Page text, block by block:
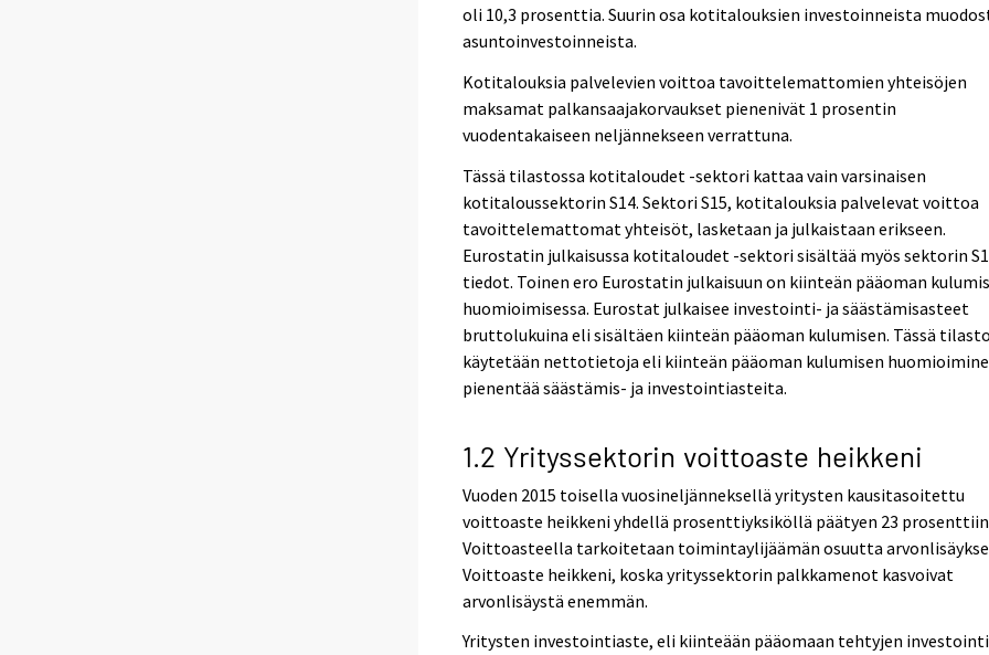
oli 10,3 prosenttia. Suurin osa kotitalouksien investoinneista
asuntoinvestoinneista.
Kotitalouksia palvelevien voittoa tavoittelemattomien yhteisöjen
maksamat palkansaajakorvaukset pienenivät 1 prosentin
vuodentakaiseen neljännekseen verrattuna.
Tässä tilastossa kotitaloudet -sektori kattaa vain varsinaisen
kotitaloussektorin S14. Sektori S15, kotitalouksia palvelevat voittoa
tavoittelemattomat yhteisöt, lasketaan ja julkaistaan erikseen.
Eurostatin julkaisussa kotitaloudet -sektori sisältää myös sektorin
tiedot. Toinen ero Eurostatin julkaisuun on kiinteän pääoman
huomioimisessa. Eurostat julkaisee investointi- ja säästämisasteet
bruttolukuina eli sisältäen kiinteän pääoman kulumisen. Tässä
käytetään nettotietoja eli kiinteän pääoman kulumisen
pienentää säästämis- ja investointiasteita.
1.2 Yrityssektorin voittoaste heikkeni
Vuoden 2015 toisella vuosineljänneksellä yritysten kausitasoitettu
voittoaste heikkeni yhdellä prosenttiyksiköllä päätyen 23
Voittoasteella tarkoitetaan toimintaylijäämän osuutta
Voittoaste heikkeni, koska yrityssektorin palkkamenot kasvoivat
arvonlisäystä enemmän.
Yritysten investointiaste, eli kiinteään pääomaan tehtyjen